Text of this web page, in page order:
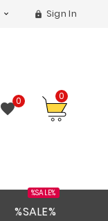
  Sign In
0 0
%SALE%
%SALE%